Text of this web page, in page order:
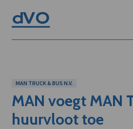
MAN TRUCK & BUS N.V.
MAN voegt MAN
huurvloot toe